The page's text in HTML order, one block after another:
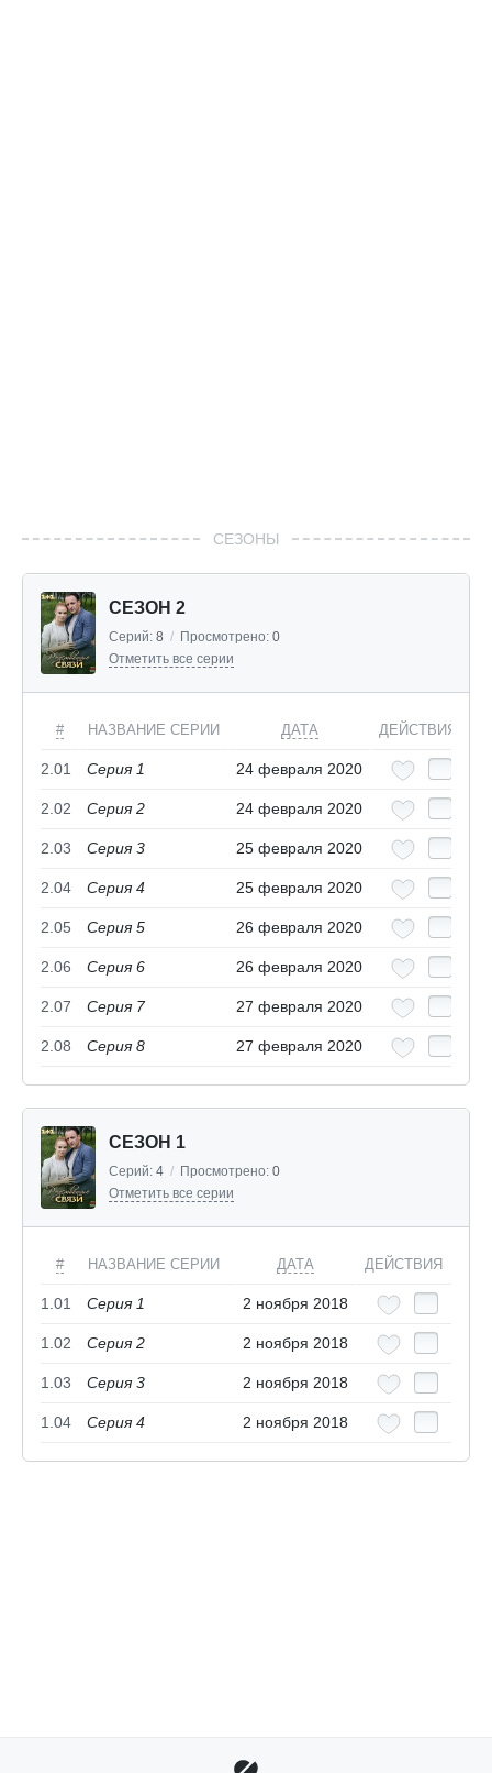
СЕЗОНЫ
СЕЗОН 2
Серий: 8 / Просмотрено: 0
Отметить все серии
# НАЗВАНИЕ СЕРИИ ДАТА ДЕЙСТВИЯ
2.01 Серия 1 24 февраля 2020
2.02 Серия 2 24 февраля 2020
2.03 Серия 3 25 февраля 2020
2.04 Серия 4 25 февраля 2020
2.05 Серия 5 26 февраля 2020
2.06 Серия 6 26 февраля 2020
2.07 Серия 7 27 февраля 2020
2.08 Серия 8 27 февраля 2020
СЕЗОН 1
Серий: 4 / Просмотрено: 0
Отметить все серии
# НАЗВАНИЕ СЕРИИ ДАТА ДЕЙСТВИЯ
1.01 Серия 1 2 ноября 2018
1.02 Серия 2 2 ноября 2018
1.03 Серия 3 2 ноября 2018
1.04 Серия 4 2 ноября 2018